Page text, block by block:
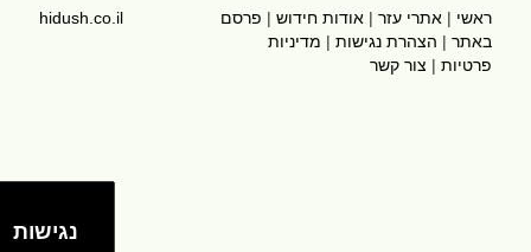
ראשי|אתרי עזר|אודות חידוש|פרסם
באתר|הצהרת נגישות|מדיניות
פרטיות|צור קשר
hidush.co.il
נגישות